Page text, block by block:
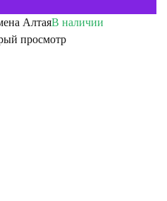
В наличии
просмотр